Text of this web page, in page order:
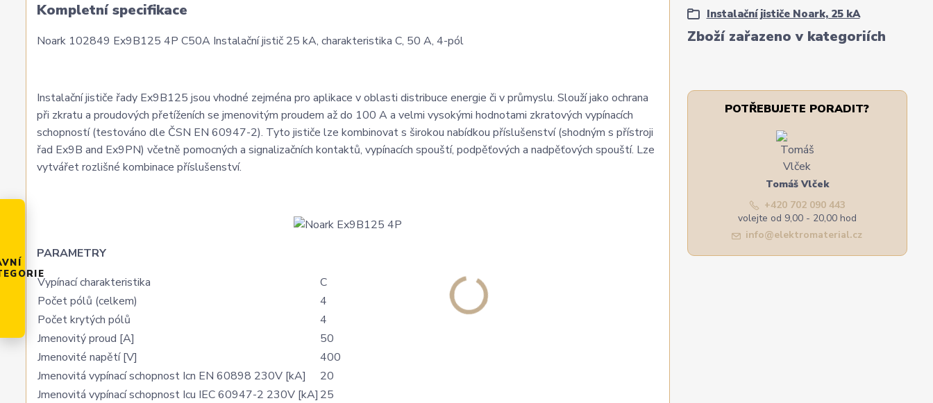
Kompletní specifikace
Noark 102849 Ex9B125 4P C50A Instalační jistič 25 kA, charakteristika C, 50 A, 4-pól
Instalační jističe řady Ex9B125 jsou vhodné zejména pro aplikace v oblasti distribuce energie či v průmyslu. Slouží jako ochrana
při zkratu a proudových přetíženích se jmenovitým proudem až do 100 A a velmi vysokými hodnotami zkratových vypínacích
schopností (testováno dle ČSN EN 60947-2). Tyto jističe lze kombinovat s širokou nabídkou příslušenství (shodným s přístroji
řad Ex9B and Ex9PN) včetně pomocných a signalizačních kontaktů, vypínacích spouští, podpěťových a nadpěťových spouští. Lze
vytvářet rozlišné kombinace příslušenství.
PARAMETRY
Vypínací charakteristika
C
Počet pólů (celkem)
4
Počet krytých pólů
4
Jmenovitý proud [A]
50
Jmenovité napětí [V]
400
Jmenovitá vypínací schopnost Icn EN 60898 230V [kA]
20
Jmenovitá vypínací schopnost Icu IEC 60947-2 230V [kA] 25
Zboží zařazeno v kategoriích
Instalační jističe Noark, 25 kA
POTŘEBUJETE PORADIT?
Tomáš Vlček
+420 702 090 443
volejte od 9,00 - 20,00 hod
info@elektromaterial.cz